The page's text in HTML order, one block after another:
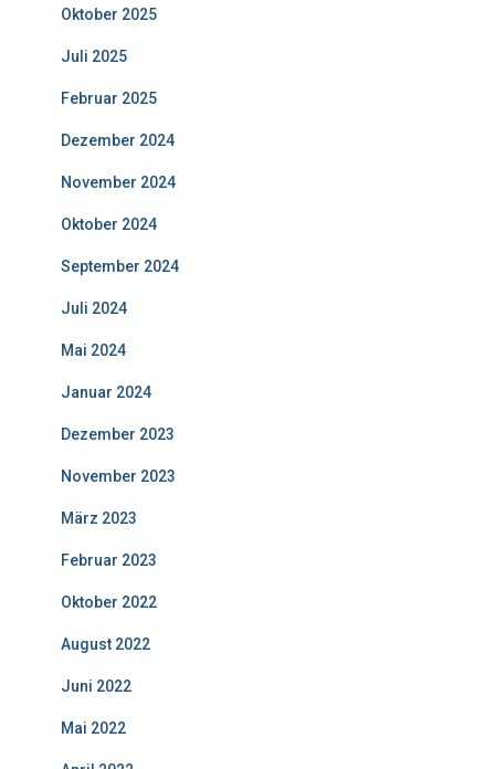
Oktober 2025
Juli 2025
Februar 2025
Dezember 2024
November 2024
Oktober 2024
September 2024
Juli 2024
Mai 2024
Januar 2024
Dezember 2023
November 2023
März 2023
Februar 2023
Oktober 2022
August 2022
Juni 2022
Mai 2022